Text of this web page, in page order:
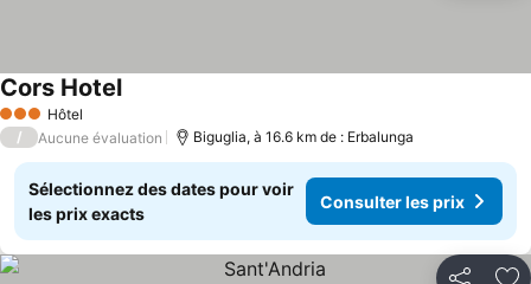
3 ÉtoilesHôtel
Cors HotelConsulter les prix
/ Aucune évaluation Biguglia, à 16.6 km de : Erbalunga
Sélectionnez des dates pour voir
les prix exacts
Consulter les prix